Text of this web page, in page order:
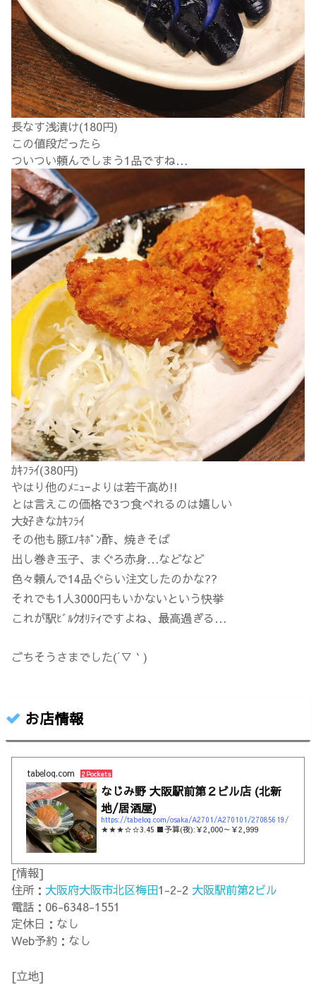
長なす浅漬け(180円)
この値段だったら
ついつい頼んでしまう1品ですね…
ｶｷﾌﾗｲ(380円)
やはり他のﾒﾆｭｰよりは若干高め!!
とは言えこの価格で3つ食べれるのは嬉しい
大好きなｶｷﾌﾗｲ
その他も豚ｴﾉｷﾎﾟﾝ酢、焼きそば
出し巻き玉子、まぐろ赤身…などなど
色々頼んで14品ぐらい注文したのかな??
それでも1人3000円もいかないという快挙
これが駅ﾋﾞﾙｸｵﾘﾃｨですよね、最高過ぎる…
ごちそうさまでした(´▽｀)
お店情報
tabelog.com 2 Pockets
なじみ野 大阪駅前第２ビル店 (北新
地/居酒屋)
https://tabelog.com/osaka/A2701/A270101/27085619/
★★★☆☆3.45 ■予算(夜):￥2,000～￥2,999
[情報]
住所：大阪府大阪市北区梅田1-2-2大阪駅前第2ビル
電話：06-6348-1551
定休日：なし
Web予約：なし
[立地]